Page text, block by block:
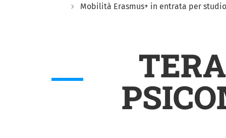
Mobilità Erasmus+ in entrata per